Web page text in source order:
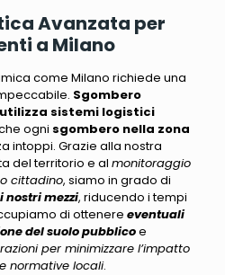
Avanzata per
a Milano
come Milano richiede una
. Sgombero
utilizza sistemi logistici
ogni sgombero nella zona
intoppi. Grazie alla nostra
del territorio e al monitoraggio
cittadino, siamo in grado di
nostri mezzi, riducendo i tempi
di ottenere eventuali
del suolo pubblicoe
per minimizzare l’impatto
normative locali.